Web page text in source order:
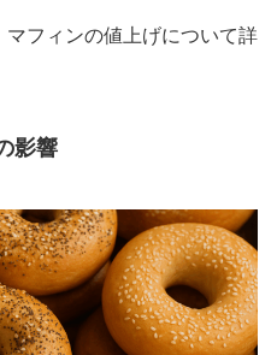
フィンの値上げについて詳
影響